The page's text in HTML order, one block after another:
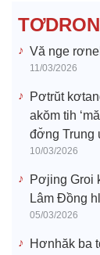
Vă nge
11/03/2026
Pơtrŭt
akŏm tih
đơ̆ng Trung
10/03/2026
Pơjing Groi
Lâm Đồng
05/03/2026
Hơnhăk ba